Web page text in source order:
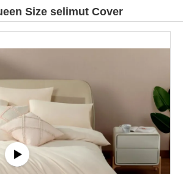
Size selimut Cover